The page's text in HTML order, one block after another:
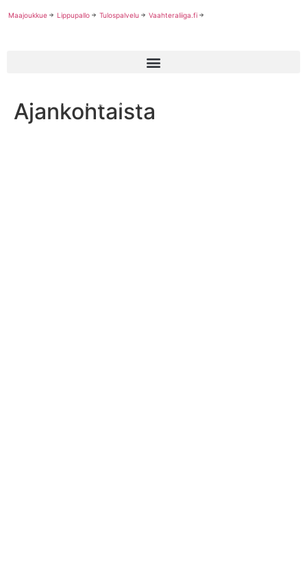
Maajoukkue Lippupallo Tulospalvelu Vaahteraliiga.fi
Ajankohtaista
EM-turnauksen avausottelussa vastakkain Suomi ja